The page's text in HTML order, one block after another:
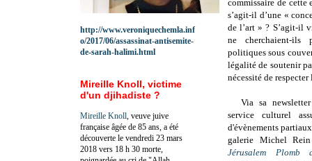
commissaire de cette
s’agit-il d’une «
de l’art » ? S’agit-il
ne cherchaient-
politiques sous
légalité de soutenir
nécessité de
Via sa
service culturel
d'évènements
galerie Michel
Jérusalem Plomb
http://www.veroniquechemla.inf
o/2017/06/assassinat-antisemite-
de-sarah-halimi.html
Mireille Knoll, victime
d'un djihadiste ?
Mireille Knoll , veuve juive
française âgée de 85 ans, a été
découverte le vendredi 23 mars
2018 vers 18 h 30 morte,